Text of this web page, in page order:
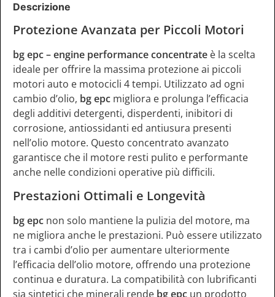
Descrizione
Protezione Avanzata per Piccoli Motori
bg epc – engine performance concentrate è la scelta
ideale per offrire la massima protezione ai piccoli
motori auto e motocicli 4 tempi. Utilizzato ad ogni
cambio d’olio, bg epc migliora e prolunga l’efficacia
degli additivi detergenti, disperdenti, inibitori di
corrosione, antiossidanti ed antiusura presenti
nell’olio motore. Questo concentrato avanzato
garantisce che il motore resti pulito e performante
anche nelle condizioni operative più difficili.
Prestazioni Ottimali e Longevità
bg epc non solo mantiene la pulizia del motore, ma
ne migliora anche le prestazioni. Può essere utilizzato
tra i cambi d’olio per aumentare ulteriormente
l’efficacia dell’olio motore, offrendo una protezione
continua e duratura. La compatibilità con lubrificanti
sia sintetici che minerali rende bg epc un prodotto